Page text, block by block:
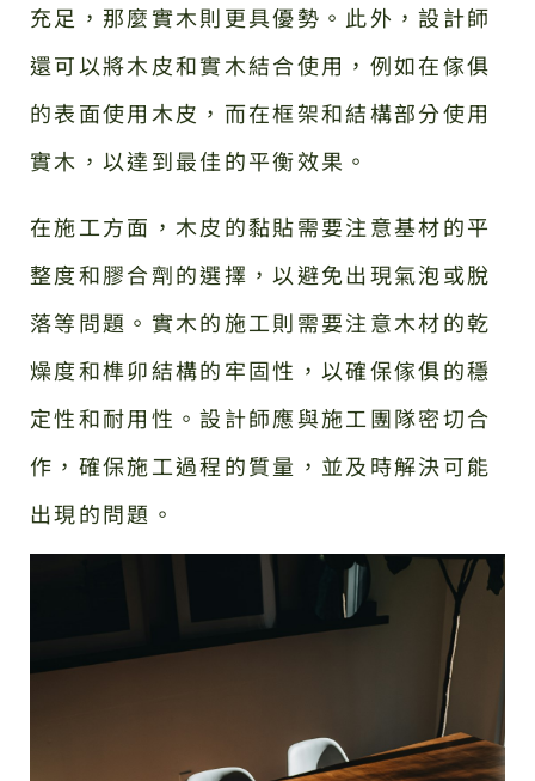
充足，那麼實木則更具優勢。此外，設計師
還可以將木皮和實木結合使用，例如在傢俱
的表面使用木皮，而在框架和結構部分使用
實木，以達到最佳的平衡效果。
在施工方面，木皮的黏貼需要注意基材的平
整度和膠合劑的選擇，以避免出現氣泡或脫
落等問題。實木的施工則需要注意木材的乾
燥度和榫卯結構的牢固性，以確保傢俱的穩
定性和耐用性。設計師應與施工團隊密切合
作，確保施工過程的質量，並及時解決可能
出現的問題。